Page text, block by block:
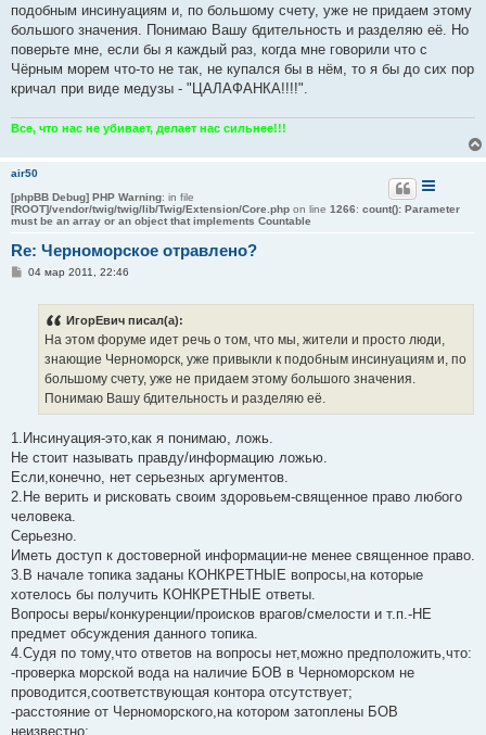
подобным инсинуациям и, по большому счету, уже не придаем этому
большого значения. Понимаю Вашу бдительность и разделяю её. Но
поверьте мне, если бы я каждый раз, когда мне говорили что с
Чёрным морем что-то не так, не купался бы в нём, то я бы до сих пор
кричал при виде медузы - "ЦАЛАФАНКА!!!!".
Все, что нас не убивает, делает нас сильнее!!!
air50
[phpBB Debug] PHP Warning: in file
[ROOT]/vendor/twig/twig/lib/Twig/Extension/Core.php on line 1266: count(): Parameter
must be an array or an object that implements Countable
Re: Черноморское отравлено?
С04 мар 2011, 22:46
ИгорЕвич писал(а):
На этом форуме идет речь о том, что мы, жители и просто люди,
знающие Черноморск, уже привыкли к подобным инсинуациям и, по
большому счету, уже не придаем этому большого значения.
Понимаю Вашу бдительность и разделяю её.
1.Инсинуация-это,как я понимаю, ложь.
Не стоит называть правду/информацию ложью.
Если,конечно, нет серьезных аргументов.
2.Не верить и рисковать своим здоровьем-священное право любого
человека.
Серьезно.
Иметь доступ к достоверной информации-не менее священное право.
3.В начале топика заданы КОНКРЕТНЫЕ вопросы,на которые
хотелось бы получить КОНКРЕТНЫЕ ответы.
Вопросы веры/конкуренции/происков врагов/смелости и т.п.-НЕ
предмет обсуждения данного топика.
4.Судя по тому,что ответов на вопросы нет,можно предположить,что:
-проверка морской вода на наличие БОВ в Черноморском не
проводится,соответствующая контора отсутствует;
-расстояние от Черноморского,на котором затоплены БОВ
неизвестно;